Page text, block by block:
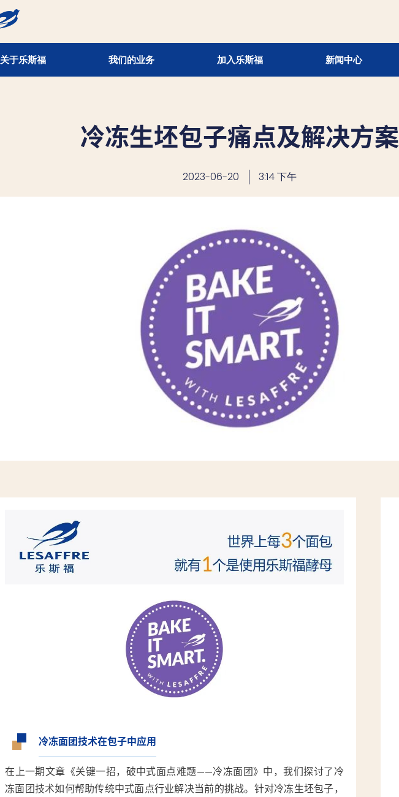
关于乐斯福 我们的业务 加入乐斯福 新闻中心
冷冻生坯包子痛点及解决方案
2023-06-20 3:14 下午
冷冻面团技术在包子中应用
在上一期文章《关键一招，破中式面点难题——冷冻面团》中，我们探讨了冷
冻面团技术如何帮助传统中式面点行业解决当前的挑战。针对冷冻生坯包子，